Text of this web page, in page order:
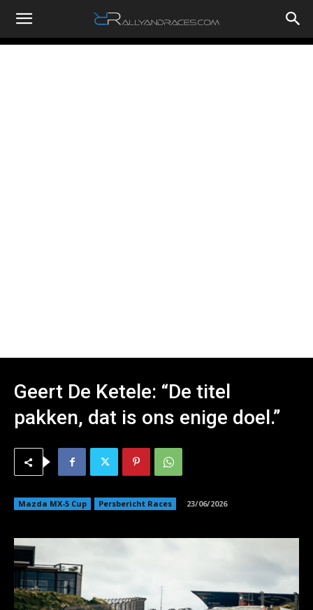
RallyandRaces.com
Geert De Ketele: “De titel
pakken, dat is ons enige doel.”
Mazda MX-5 Cup Persbericht Races 23/06/2026